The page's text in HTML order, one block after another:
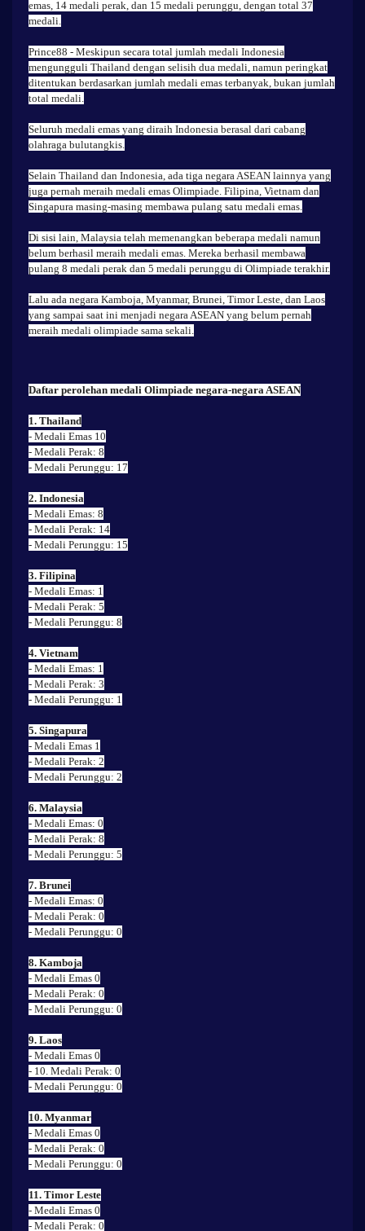
emas, 14 medali perak, dan 15 medali perunggu, dengan total 37
medali.
Prince88 - Meskipun secara total jumlah medali Indonesia
mengungguli Thailand dengan selisih dua medali, namun peringkat
ditentukan berdasarkan jumlah medali emas terbanyak, bukan jumlah
total medali.
Seluruh medali emas yang diraih Indonesia berasal dari cabang
olahraga bulutangkis.
Selain Thailand dan Indonesia, ada tiga negara ASEAN lainnya yang
juga pernah meraih medali emas Olimpiade. Filipina, Vietnam dan
Singapura masing-masing membawa pulang satu medali emas.
Di sisi lain, Malaysia telah memenangkan beberapa medali namun
belum berhasil meraih medali emas. Mereka berhasil membawa
pulang 8 medali perak dan 5 medali perunggu di Olimpiade terakhir.
Lalu ada negara Kamboja, Myanmar, Brunei, Timor Leste, dan Laos
yang sampai saat ini menjadi negara ASEAN yang belum pernah
meraih medali olimpiade sama sekali.
Daftar perolehan medali Olimpiade negara-negara ASEAN
1. Thailand
- Medali Emas 10
- Medali Perak: 8
- Medali Perunggu: 17
2. Indonesia
- Medali Emas: 8
- Medali Perak: 14
- Medali Perunggu: 15
3. Filipina
- Medali Emas: 1
- Medali Perak: 5
- Medali Perunggu: 8
4. Vietnam
- Medali Emas: 1
- Medali Perak: 3
- Medali Perunggu: 1
5. Singapura
- Medali Emas 1
- Medali Perak: 2
- Medali Perunggu: 2
6. Malaysia
- Medali Emas: 0
- Medali Perak: 8
- Medali Perunggu: 5
7. Brunei
- Medali Emas: 0
- Medali Perak: 0
- Medali Perunggu: 0
8. Kamboja
- Medali Emas 0
- Medali Perak: 0
- Medali Perunggu: 0
9. Laos
- Medali Emas 0
- 10. Medali Perak: 0
- Medali Perunggu: 0
10. Myanmar
- Medali Emas 0
- Medali Perak: 0
- Medali Perunggu: 0
11. Timor Leste
- Medali Emas 0
- Medali Perak: 0